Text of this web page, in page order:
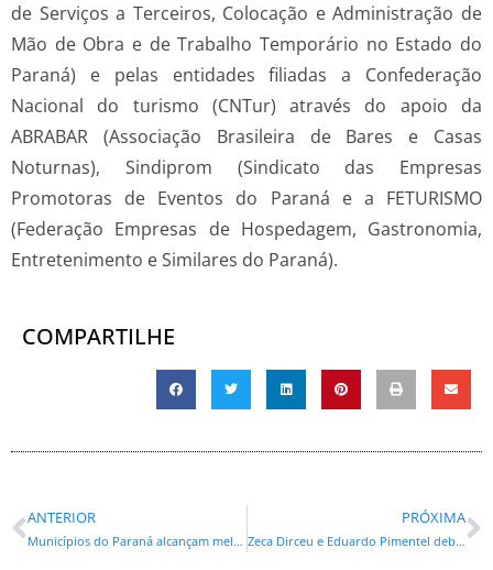
de Serviços a Terceiros, Colocação e Administração de
Mão de Obra e de Trabalho Temporário no Estado do
Paraná) e pelas entidades filiadas a Confederação
Nacional do turismo (CNTur) através do apoio da
ABRABAR (Associação Brasileira de Bares e Casas
Noturnas), Sindiprom (Sindicato das Empresas
Promotoras de Eventos do Paraná e a FETURISMO
(Federação Empresas de Hospedagem, Gastronomia,
Entretenimento e Similares do Paraná).
COMPARTILHE
ANTERIOR
Municípios do Paraná alcançam melhor índice de qualidade de vida da história; veja o ranking
PRÓXIMA
Zeca Dirceu e Eduardo Pimentel debatem novos projetos prioritários para Curitiba